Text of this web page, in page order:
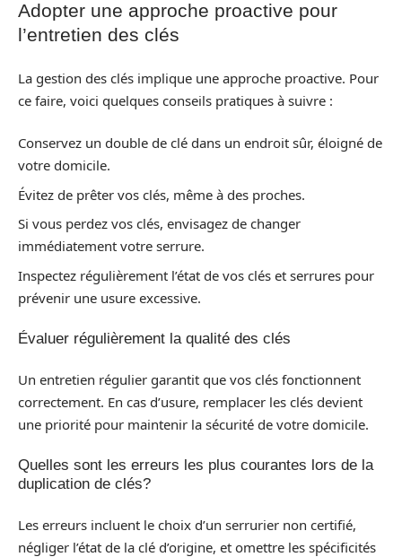
Adopter une approche proactive pour
l’entretien des clés
La gestion des clés implique une approche proactive. Pour
ce faire, voici quelques conseils pratiques à suivre :
Conservez un double de clé dans un endroit sûr, éloigné de
votre domicile.
Évitez de prêter vos clés, même à des proches.
Si vous perdez vos clés, envisagez de changer
immédiatement votre serrure.
Inspectez régulièrement l’état de vos clés et serrures pour
prévenir une usure excessive.
Évaluer régulièrement la qualité des clés
Un entretien régulier garantit que vos clés fonctionnent
correctement. En cas d’usure, remplacer les clés devient
une priorité pour maintenir la sécurité de votre domicile.
Quelles sont les erreurs les plus courantes lors de la
duplication de clés?
Les erreurs incluent le choix d’un serrurier non certifié,
négliger l’état de la clé d’origine, et omettre les spécificités